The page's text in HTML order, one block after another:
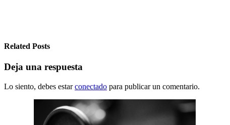
Related Posts
Deja una respuesta
Lo siento, debes estarconectado para publicar un comentario.